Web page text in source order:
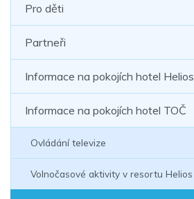
Pro děti
Partneři
Informace na pokojích hotel Helios
Informace na pokojích hotel TOČ
Ovládání televize
Volnočasové aktivity v resortu Helios